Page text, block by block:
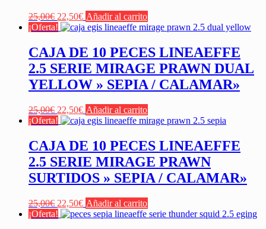
25,00€ El
precio
era:
25,00€.
22,50€El
precio
es:
22,50€.
Añadir al carrito
¡Oferta!
CAJA DE 10 PECES LINEAEFFE
2.5 SERIE MIRAGE PRAWN DUAL
YELLOW » SEPIA / CALAMAR»
25,00€ El
precio
era:
25,00€.
22,50€El
precio
es:
22,50€.
Añadir al carrito
¡Oferta!
CAJA DE 10 PECES LINEAEFFE
2.5 SERIE MIRAGE PRAWN
SURTIDOS » SEPIA / CALAMAR»
25,00€ El
precio
22,50€El
precio
Añadir al carrito
¡Oferta!